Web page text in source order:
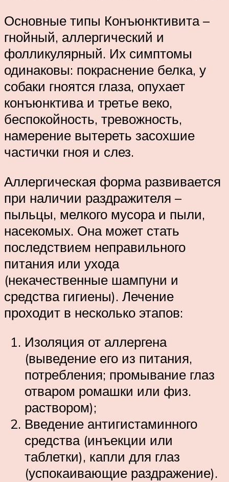
Основные типы Конъюнктивита –
гнойный, аллергический и
фолликулярный. Их симптомы
одинаковы: покраснение белка, у
собаки гноятся глаза, опухает
конъюнктива и третье веко,
беспокойность, тревожность,
намерение вытереть засохшие
частички гноя и слез.
Аллергическая форма развивается
при наличии раздражителя –
пыльцы, мелкого мусора и пыли,
насекомых. Она может стать
последствием неправильного
питания или ухода
(некачественные шампуни и
средства гигиены). Лечение
проходит в несколько этапов:
Изоляция от аллергена
(выведение его из питания,
потребления; промывание глаз
отваром ромашки или физ.
раствором);
Введение антигистаминного
средства (инъекции или
таблетки), капли для глаз
(успокаивающие раздражение).